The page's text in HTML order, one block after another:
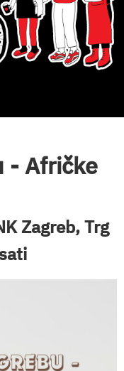
- Afričke
Zagreb, Trg